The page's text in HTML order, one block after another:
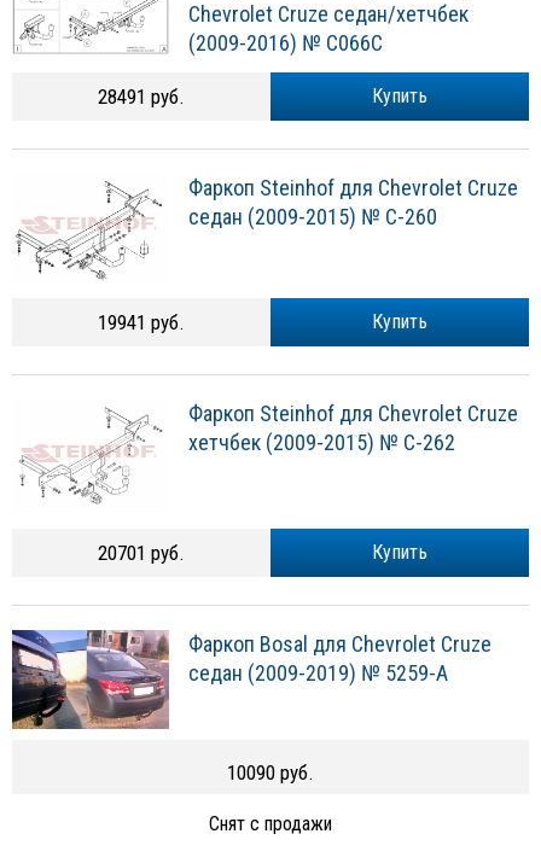
Chevrolet Cruze седан/хетчбек
(2009-2016) № C066C
Купить
28491 руб.
Фаркоп Steinhof для Chevrolet Cruze
седан (2009-2015) № C-260
Купить
19941 руб.
Фаркоп Steinhof для Chevrolet Cruze
хетчбек (2009-2015) № C-262
Купить
20701 руб.
Фаркоп Bosal для Chevrolet Cruze
седан (2009-2019) № 5259-A
10090 руб.
Снят с продажи